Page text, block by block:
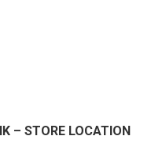
– STORE LOCATION